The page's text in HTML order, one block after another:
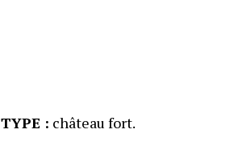
TYPE : château fort.